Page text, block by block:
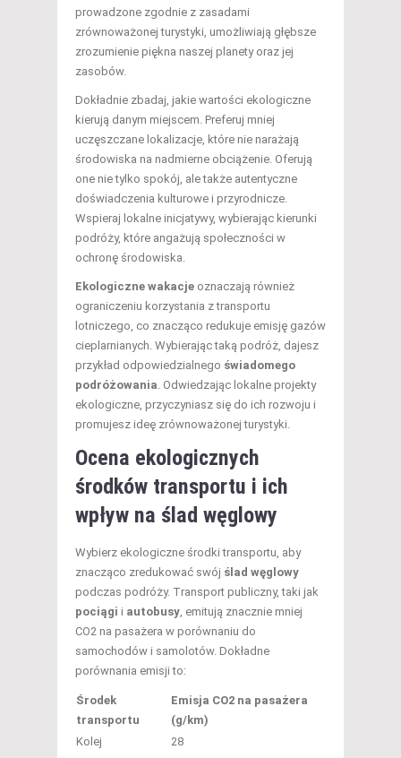
prowadzone zgodnie z zasadami
zrównoważonej turystyki, umożliwiają głębsze
zrozumienie piękna naszej planety oraz jej
zasobów.
Dokładnie zbadaj, jakie wartości ekologiczne
kierują danym miejscem. Preferuj mniej
uczęszczane lokalizacje, które nie narażają
środowiska na nadmierne obciążenie. Oferują
one nie tylko spokój, ale także autentyczne
doświadczenia kulturowe i przyrodnicze.
Wspieraj lokalne inicjatywy, wybierając kierunki
podróży, które angażują społeczności w
ochronę środowiska.
Ekologiczne wakacje oznaczają również
ograniczeniu korzystania z transportu
lotniczego, co znacząco redukuje emisję gazów
cieplarnianych. Wybierając taką podróż, dajesz
przykład odpowiedzialnego świadomego
podróżowania . Odwiedzając lokalne projekty
ekologiczne, przyczyniasz się do ich rozwoju i
promujesz ideę zrównoważonej turystyki.
Ocena ekologicznych
środków transportu i ich
wpływ na ślad węglowy
Wybierz ekologiczne środki transportu, aby
znacząco zredukować swój ślad węglowy
podczas podróży. Transport publiczny, taki jak
pociągi i autobusy , emitują znacznie mniej
CO2 na pasażera w porównaniu do
samochodów i samolotów. Dokładne
porównania emisji to:
Środek
transportu
Emisja CO2 na pasażera
(g/km)
Kolej
28